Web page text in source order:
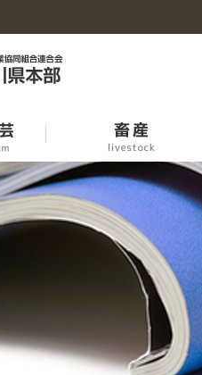
程
索サービス
ップへ